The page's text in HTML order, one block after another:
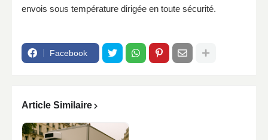
envois sous température dirigée en toute sécurité.
Facebook
Article Similaire